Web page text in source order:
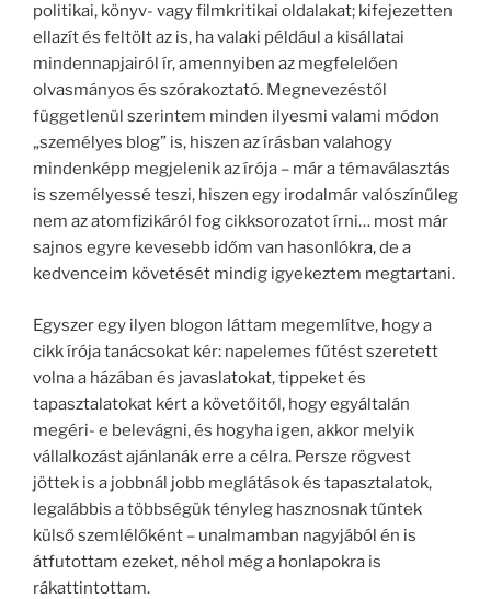
politikai, könyv- vagy filmkritikai oldalakat; kifejezetten
ellazít és feltölt az is, ha valaki például a kisállatai
mindennapjairól ír, amennyiben az megfelelően
olvasmányos és szórakoztató. Megnevezéstől
függetlenül szerintem minden ilyesmi valami módon
„személyes blog” is, hiszen az írásban valahogy
mindenképp megjelenik az írója – már a témaválasztás
is személyessé teszi, hiszen egy irodalmár valószínűleg
nem az atomfizikáról fog cikksorozatot írni… most már
sajnos egyre kevesebb időm van hasonlókra, de a
kedvenceim követését mindig igyekeztem megtartani.
Egyszer egy ilyen blogon láttam megemlítve, hogy a
cikk írója tanácsokat kér: napelemes fűtést szeretett
volna a házában és javaslatokat, tippeket és
tapasztalatokat kért a követőitől, hogy egyáltalán
megéri- e belevágni, és hogyha igen, akkor melyik
vállalkozást ajánlanák erre a célra. Persze rögvest
jöttek is a jobbnál jobb meglátások és tapasztalatok,
legalábbis a többségük tényleg hasznosnak tűntek
külső szemlélőként – unalmamban nagyjából én is
átfutottam ezeket, néhol még a honlapokra is
rákattintottam.